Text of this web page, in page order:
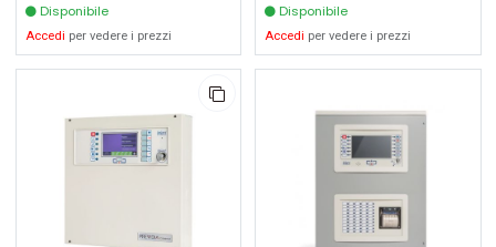
Disponibile
Accedi per vedere i prezzi
Disponibile
Accedi per vedere i prezzi